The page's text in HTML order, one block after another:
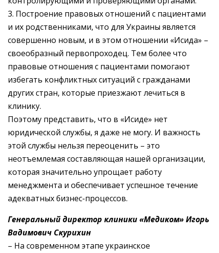
3. Построение правовых отношений с пациентами
и их родственниками, что для Украины является
совершенно новым, и в этом отношении «Исида» –
своеобразный первопроходец. Тем более что
правовые отношения с пациентами помогают
избегать конфликтных ситуаций с гражданами
других стран, которые приезжают лечиться в
клинику.
Поэтому представить, что в «Исиде» нет
юридической службы, я даже не могу. И важность
этой службы нельзя переоценить – это
неотъемлемая составляющая нашей организации,
которая значительно упрощает работу
менеджмента и обеспечивает успешное течение
адекватных бизнес-процессов.
Генеральный директор клиники «Медиком» Игорь
Вадимович Скурихин
– На современном этапе украинское